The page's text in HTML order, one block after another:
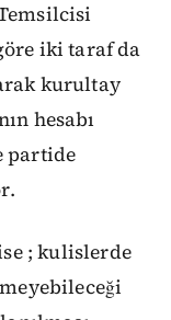
iki taraf da
kurultay
hesabı
partide
; kulislerde